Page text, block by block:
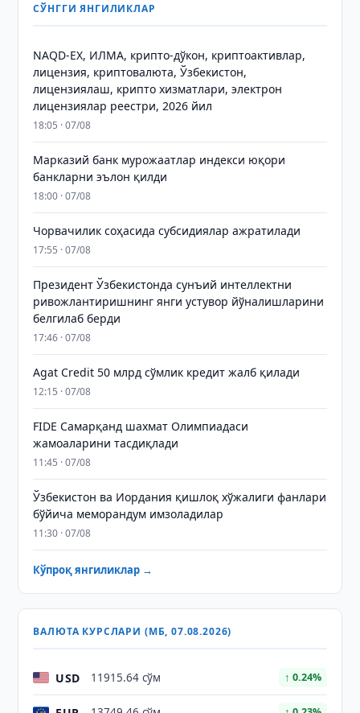
СЎНГГИ ЯНГИЛИКЛАР
NAQD-EX, ИЛМА, крипто-дўкон, криптоактивлар,
лицензия, криптовалюта, Ўзбекистон,
лицензиялаш, крипто хизматлари, электрон
лицензиялар реестри, 2026 йил
18:05 · 07/08
Марказий банк мурожаатлар индекси юқори
банкларни эълон қилди
18:00 · 07/08
Чорвачилик соҳасида субсидиялар ажратилади
17:55 · 07/08
Президент Ўзбекистонда сунъий интеллектни
ривожлантиришнинг янги устувор йўналишларини
белгилаб берди
17:46 · 07/08
Agat Credit 50 млрд сўмлик кредит жалб қилади
12:15 · 07/08
FIDE Самарқанд шахмат Олимпиадаси
жамоаларини тасдиқлади
11:45 · 07/08
Ўзбекистон ва Иордания қишлоқ хўжалиги фанлари
бўйича меморандум имзоладилар
11:30 · 07/08
Кўпроқ янгиликлар →
ВАЛЮТА КУРСЛАРИ (МБ, 07.08.2026)
USD 11915.64 сўм ↑ 0.24%